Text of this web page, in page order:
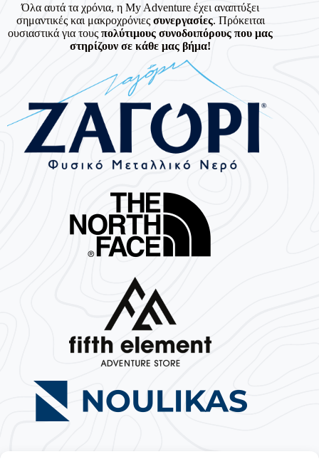
Όλα αυτά τα χρόνια, η My Adventure έχει αναπτύξει
σημαντικές και μακροχρόνιες συνεργασίες. Πρόκειται
ουσιαστικά για τουςπολύτιμους συνοδοιπόρους που μας
στηρίζουν σε κάθε μας βήμα!